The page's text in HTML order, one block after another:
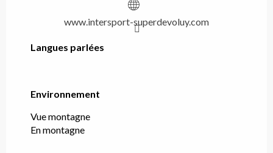
www.intersport-superdevoluy.com
Langues parlées
Langues parlées
Environnement
Environnement
Vue montagne
En montagne